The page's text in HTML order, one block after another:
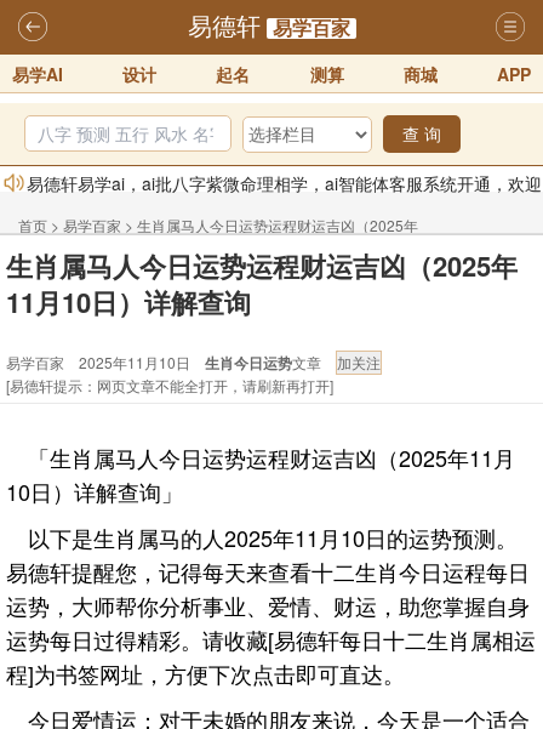
易德轩 易学百家
易学AI 设计 起名 测算 商城 APP
查 询
易德轩易学ai，ai批八字紫微命理相学，ai智能体客服系统开通，欢迎
体验！！
2025-07-01
易德轩网重构及升能完成，欢迎大家来体验新程序及感觉！！
2025-07-01
订！！
2025-10-01
2026丙午年铁笔居士精批年运说明
2025-10-12
易德轩通告：本网站易德轩商标及LOGO注册声明
2021-9-7
首页 > 易学百家 > 生肖属马人今日运势运程财运吉凶（2025年
11月10日）详解查询
生肖属马人今日运势运程财运吉凶（2025年
11月10日）详解查询
易学百家 2025年11月10日 生肖今日运势文章
[易德轩提示：网页文章不能全打开，请刷新再打开]
「生肖属马人今日运势运程财运吉凶（2025年11月
10日）详解查询」
以下是生肖属马的人2025年11月10日的运势预测。
易德轩提醒您，记得每天来查看十二生肖今日运程每日
运势，大师帮你分析事业、爱情、财运，助您掌握自身
运势每日过得精彩。请收藏[易德轩每日十二生肖属相运
程]为书签网址，方便下次点击即可直达。
今日爱情运：对于未婚的朋友来说，今天是一个适合